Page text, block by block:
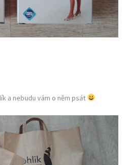
a nebudu vám o něm psát